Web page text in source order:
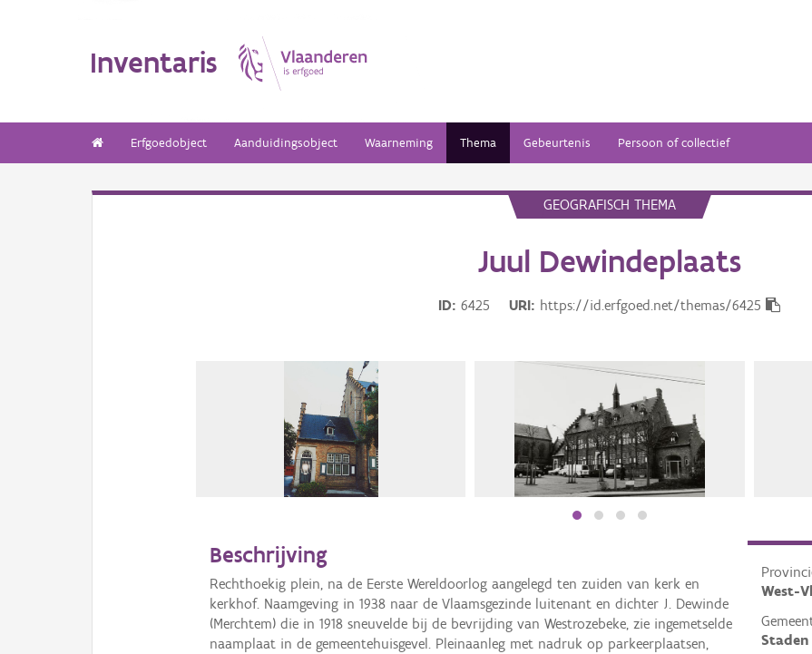
Inventaris
Erfgoedobject Aanduidingsobject Waarneming Thema Gebeurtenis Persoon of collectief
GEOGRAFISCH THEMA
Juul Dewindeplaats
ID 6425 URI https://id.erfgoed.net/themas/6425
West-
Staden
Beschrijving
Rechthoekig plein, na de Eerste Wereldoorlog aangelegd ten zuiden van kerk en
kerkhof. Naamgeving in 1938 naar de Vlaamsgezinde luitenant en dichter J. Dewinde
(Merchtem) die in 1918 sneuvelde bij de bevrijding van Westrozebeke, zie ingemetselde
naamplaat in de gemeentehuisgevel. Pleinaanleg met nadruk op parkeerplaatsen,